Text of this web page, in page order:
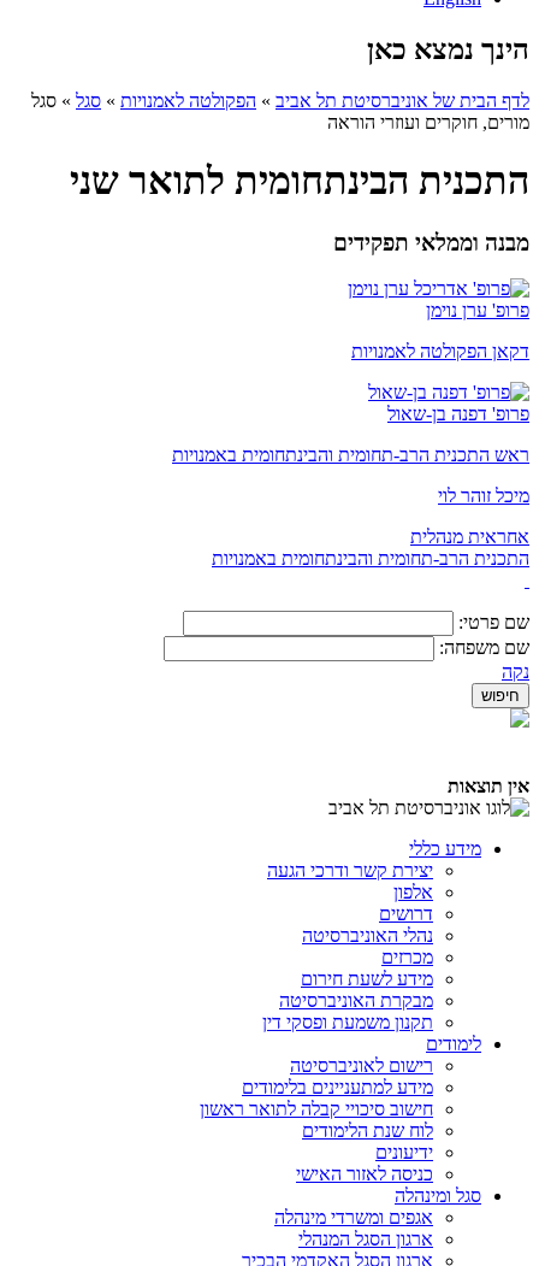
הינך נמצא כאן
לדף הבית של אוניברסיטת תל אביב » הפקולטה לאמנויות » סגל » סגל
מורים, חוקרים ועוזרי הוראה
התכנית הבינתחומית לתואר שני
מבנה וממלאי תפקידים
פרופ' ערן נוימן
דקאן הפקולטה לאמנויות
פרופ' דפנה בן-שאול
ראש התכנית הרב-תחומית והבינתחומית באמנויות
מיכל זוהר לוי
אחראית מנהלית
התכנית הרב-תחומית והבינתחומית באמנויות
שם פרטי:
שם משפחה:
נקה
אין תוצאות
מידע כללי
יצירת קשר ודרכי הגעה
אלפון
דרושים
נהלי האוניברסיטה
מכרזים
מידע לשעת חירום
מבקרת האוניברסיטה
תקנון משמעת ופסקי דין
לימודים
רישום לאוניברסיטה
מידע למתעניינים בלימודים
חישוב סיכויי קבלה לתואר ראשון
לוח שנת הלימודים
ידיעונים
כניסה לאזור האישי
סגל ומינהלה
אגפים ומשרדי מינהלה
ארגון הסגל המנהלי
ארגון הסגל האקדמי הבכיר